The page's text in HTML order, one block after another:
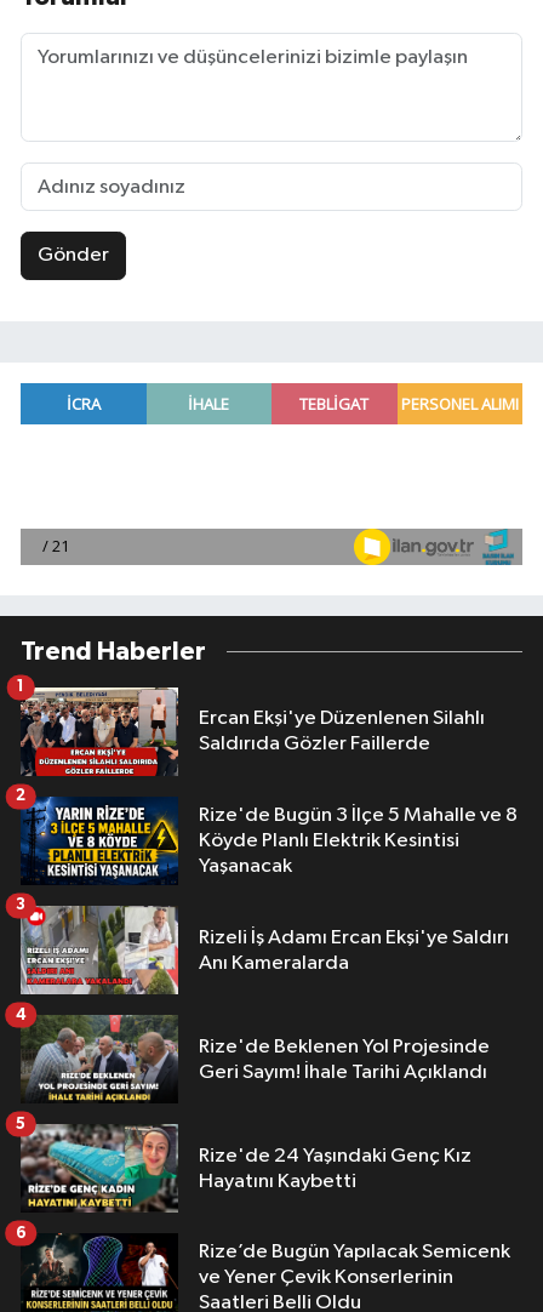
Gönder
Trend Haberler
Ercan Ekşi'ye Düzenlenen Silahlı
Saldırıda Gözler Faillerde
1
Rize'de Bugün 3 İlçe 5 Mahalle ve 8
Köyde Planlı Elektrik Kesintisi
Yaşanacak
2
Rizeli İş Adamı Ercan Ekşi'ye Saldırı
Anı Kameralarda
3
Rize'de Beklenen Yol Projesinde
Geri Sayım! İhale Tarihi Açıklandı
4
Rize'de 24 Yaşındaki Genç Kız
Hayatını Kaybetti
5
Rize’de Bugün Yapılacak Semicenk
ve Yener Çevik Konserlerinin
Saatleri Belli Oldu
6